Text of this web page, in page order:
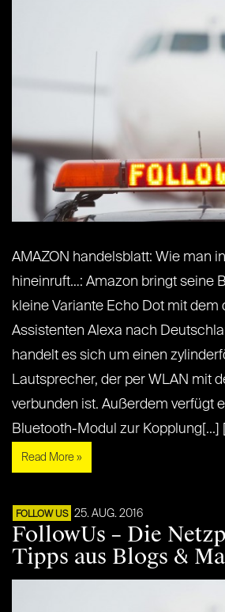
AMAZON handelsblatt: Wie man
hineinruft…: Amazon bringt seine
kleine Variante Echo Dot mit dem
Assistenten Alexa nach
handelt es sich um einen
Lautsprecher, der per WLAN mit
verbunden ist. Außerdem verfügt
Bluetooth-Modul zur Kopplung[...]
Read More »
FOLLOW US 25. AUG. 2016
FollowUs – Die
Tipps aus Blogs &